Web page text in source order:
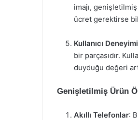
imajı,
ücret gerektirse
Kullanıcı
bir parçasıdır.
duyduğu değeri
Genişletilmiş Ürün
Akıllı Telefonlar: